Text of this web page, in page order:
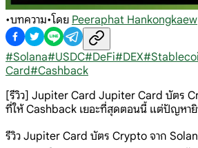
•บทความ•โดย Peeraphat Hankongkaew
#Solana#USDC#DeFi#DEX#
Card#Cashback
[รีวิว] Jupiter Card Jupiter Card บัตร
ที่ให้ Cashback เยอะที่สุดตอนนี้ แต่ปัญหายิ
รีวิว Jupiter Card บัตร Crypto จาก